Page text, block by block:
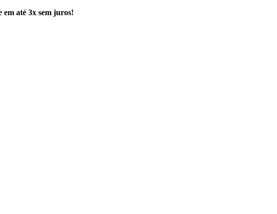
em até 3x sem juros!